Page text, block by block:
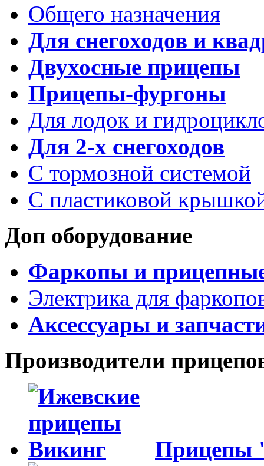
Общего назначения
Для снегоходов и
Двухосные прицепы
Прицепы-фургоны
Для лодок и
Для 2-х снегоходов
С тормозной системой
С пластиковой
Доп оборудование
Фаркопы и
Электрика для
Аксессуары и
Производители